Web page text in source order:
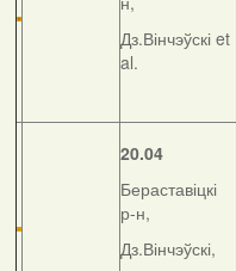
Дз.Вінчэўскі et
al.
20.04
Бераставіцкі
р-н,
Дз.Вінчэўскі,